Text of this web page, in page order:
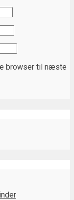
browser til næste